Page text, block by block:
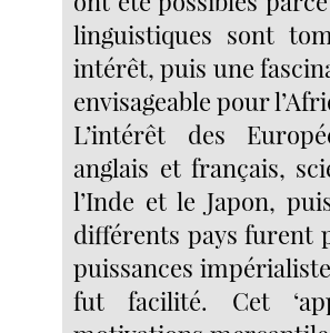
linguistiques sont
intérêt, puis une
envisageable pour
L’intérêt des
anglais et français,
l’Inde et le Japon,
différents pays furent
puissances
fut facilité. Cet